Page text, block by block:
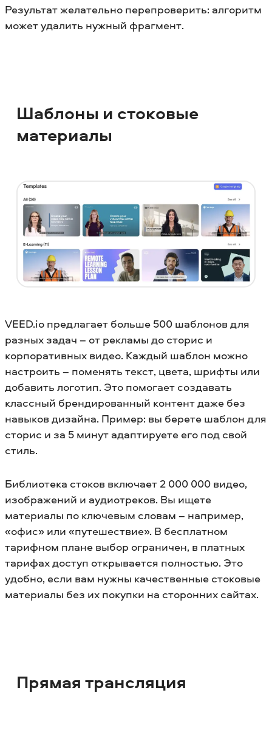
Результат желательно перепроверить: алгоритм
может удалить нужный фрагмент.
Шаблоны и стоковые
материалы
VEED.io предлагает больше 500 шаблонов для
разных задач – от рекламы до сторис и
корпоративных видео. Каждый шаблон можно
настроить – поменять текст, цвета, шрифты или
добавить логотип. Это помогает создавать
классный брендированный контент даже без
навыков дизайна. Пример: вы берете шаблон для
сторис и за 5 минут адаптируете его под свой
стиль.
Библиотека стоков включает 2 000 000 видео,
изображений и аудиотреков. Вы ищете
материалы по ключевым словам – например,
«офис» или «путешествие». В бесплатном
тарифном плане выбор ограничен, в платных
тарифах доступ открывается полностью. Это
удобно, если вам нужны качественные стоковые
материалы без их покупки на сторонних сайтах.
Прямая трансляция